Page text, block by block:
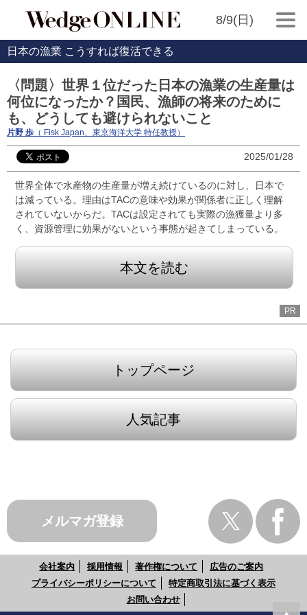
8/9(日)
日本の漁業 こうすれば復活できる
〈問題〉世界１位だった日本の漁業の生産量は
何位になったか？国民、漁師の将来のために
も、どうしても避けられないこと
片野 歩 （ Fisk Japan、東京海洋大学 特任教授）
2025/01/28
世界全体で水産物の生産量が増え続けているのに対し、日本で
は減っている。理由はTACの意味や効果が関係者に正しく理解
されていないからだ。TACは設定されても実際の漁獲量より多
く、資源管理に効果がないという事態が起きてしまっている。
本文を読む
PR
トップページ
人気記事
メルマガ登録
会社案内 採用情報 著作権について
広告のご案内
プライバシーポリシーについて
特定商取引法に基づく表示
お問い合わせ